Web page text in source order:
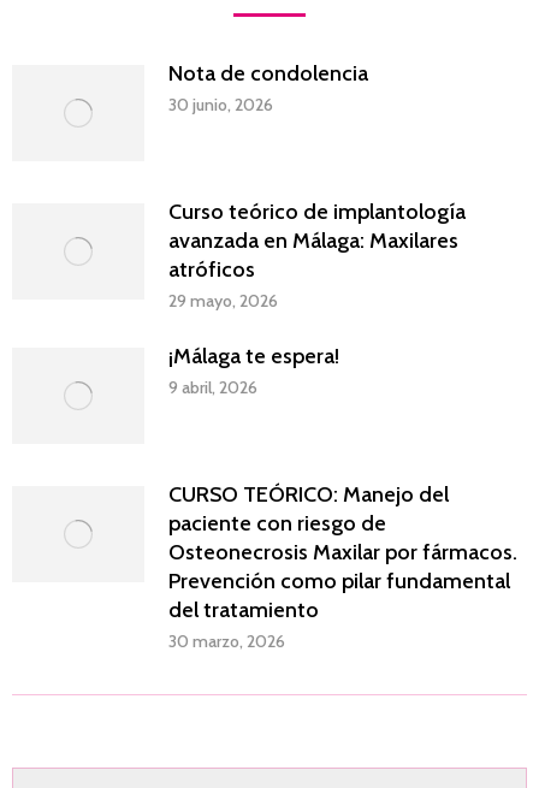
Nota de condolencia
30 junio, 2026
Curso teórico de implantología
avanzada en Málaga: Maxilares
atróficos
29 mayo, 2026
¡Málaga te espera!
9 abril, 2026
CURSO TEÓRICO: Manejo del
paciente con riesgo de
Osteonecrosis Maxilar por fármacos.
Prevención como pilar fundamental
del tratamiento
30 marzo, 2026